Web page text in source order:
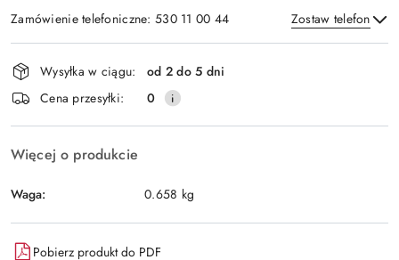
Zamówienie telefoniczne: 530 11 00 44 Zostaw telefon
Wyślij
Dostępność
i
dostawa
Wysyłka w ciągu:
od 2 do 5 dni
Cena przesyłki:
0
Więcej o produkcie
Waga: 0.658 kg
Pobierz produkt do PDF